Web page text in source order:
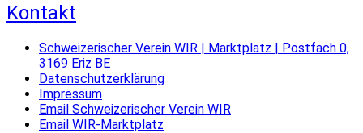
Kontakt
Schweizerischer Verein WIR | Marktplatz | Postfach 0,
3169 Eriz BE
Datenschutzerklärung
Impressum
Email Schweizerischer Verein WIR
Email WIR-Marktplatz